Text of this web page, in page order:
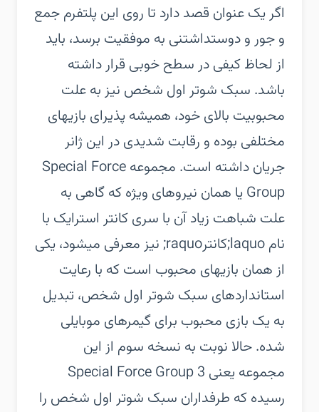
اگر یک عنوان قصد دارد تا روی این پلتفرم جمع
و جور و دوستداشتنی به موفقیت برسد، باید
از لحاظ کیفی در سطح خوبی قرار داشته
باشد. سبک شوتر اول شخص نیز به علت
محبوبیت بالای خود، همیشه پذیرای بازیهای
مختلفی بوده و رقابت شدیدی در این ژانر
جریان داشته است. مجموعه Special Force
Group یا همان نیروهای ویژه که گاهی به
علت شباهت زیاد آن با سری کانتر استرایک با
نام laquo;کانترraquo; نیز معرفی میشود، یکی
از همان بازیهای محبوب است که با رعایت
استانداردهای سبک شوتر اول شخص، تبدیل
به یک بازی محبوب برای گیمرهای موبایلی
شده. حالا نوبت به نسخه سوم از این
مجموعه یعنی Special Force Group 3
رسیده که طرفداران سبک شوتر اول شخص را